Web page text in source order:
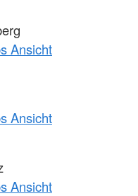
Ansicht
Ansicht
Ansicht